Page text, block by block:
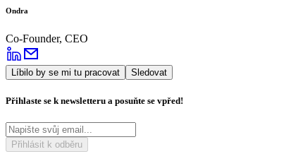
Ondra
Co-Founder, CEO
Líbilo by se mi tu pracovat Sledovat
Přihlaste se k newsletteru a posuňte se vpřed!
Přihlásit k odběru